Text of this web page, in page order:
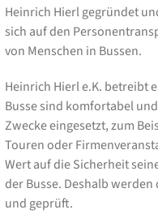
Heinrich Hierl gegründet
sich auf den
von Menschen in Bussen.
Heinrich Hierl e.K. betreibt
Busse sind komfortabel
Zwecke eingesetzt, zum
Touren oder
Wert auf die Sicherheit
der Busse. Deshalb
und geprüft.